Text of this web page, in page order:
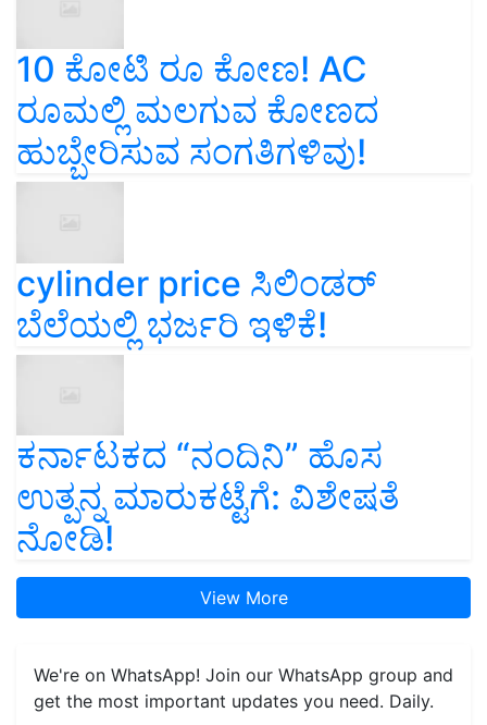
10 ಕೋಟಿ ರೂ ಕೋಣ! AC
ರೂಮಲ್ಲಿ ಮಲಗುವ ಕೋಣದ
ಹುಬ್ಬೇರಿಸುವ ಸಂಗತಿಗಳಿವು!
cylinder price ಸಿಲಿಂಡರ್‌
ಬೆಲೆಯಲ್ಲಿ ಭರ್ಜರಿ ಇಳಿಕೆ!
ಕರ್ನಾಟಕದ “ನಂದಿನಿ” ಹೊಸ
ಉತ್ಪನ್ನ ಮಾರುಕಟ್ಟೆಗೆ: ವಿಶೇಷತೆ
ನೋಡಿ!
View More
We're on WhatsApp! Join our WhatsApp group and
get the most important updates you need. Daily.